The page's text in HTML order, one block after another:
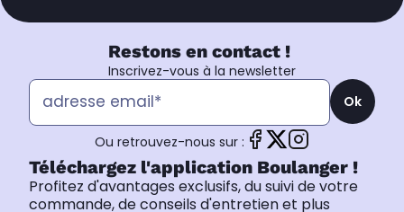
Restons en contact !
Inscrivez-vous à la newsletter
Ok
Ou retrouvez-nous sur :
Téléchargez l'application Boulanger !
Profitez d'avantages exclusifs, du suivi de votre
commande, de conseils d'entretien et plus